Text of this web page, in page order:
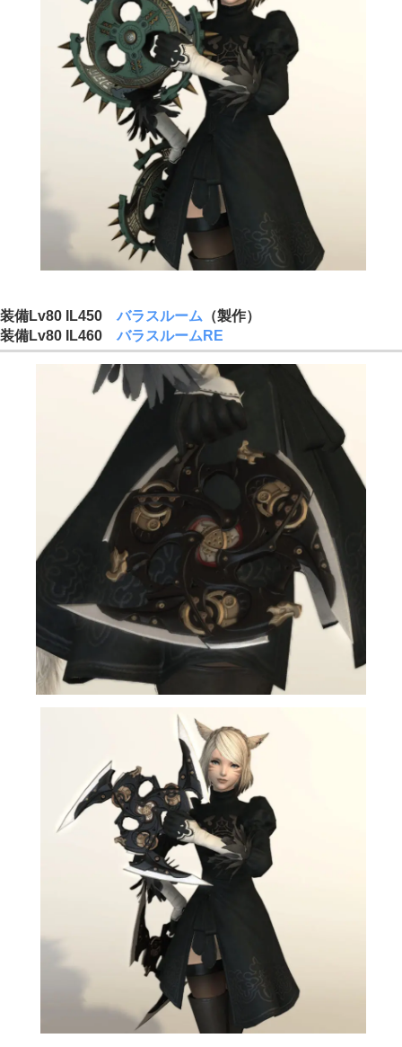
装備Lv80 IL450 バラスルーム （製作）
装備Lv80 IL460 バラスルームRE